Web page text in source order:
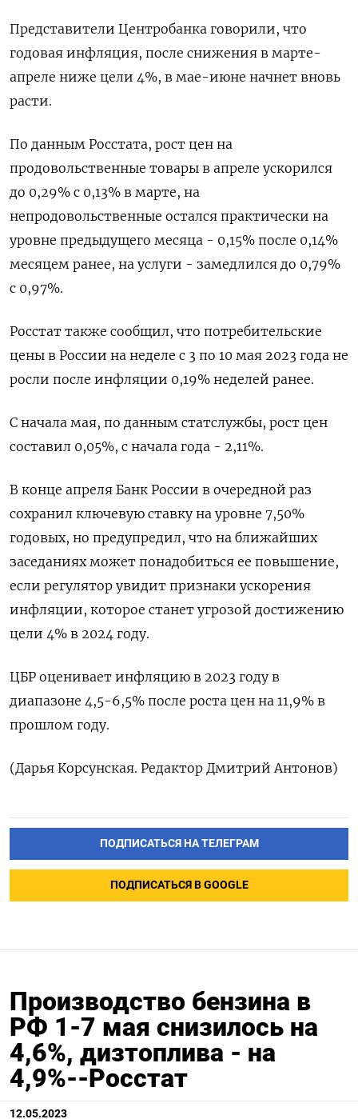
Представители Центробанка говорили, что
годовая инфляция, после снижения в марте-
апреле ниже цели 4%, в мае-июне начнет вновь
расти.
По данным Росстата, рост цен на
продовольственные товары в апреле ускорился
до 0,29% с 0,13% в марте, на
непродовольственные остался практически на
уровне предыдущего месяца - 0,15% после 0,14%
месяцем ранее, на услуги - замедлился до 0,79%
с 0,97%.
Росстат также сообщил, что потребительские
цены в России на неделе с 3 по 10 мая 2023 года не
росли после инфляции 0,19% неделей ранее.
С начала мая, по данным статслужбы, рост цен
составил 0,05%, с начала года - 2,11%.
В конце апреля Банк России в очередной раз
сохранил ключевую ставку на уровне 7,50%
годовых, но предупредил, что на ближайших
заседаниях может понадобиться ее повышение,
если регулятор увидит признаки ускорения
инфляции, которое станет угрозой достижению
цели 4% в 2024 году.
ЦБР оценивает инфляцию в 2023 году в
диапазоне 4,5-6,5% после роста цен на 11,9% в
прошлом году.
(Дарья Корсунская. Редактор Дмитрий Антонов)
ПОДПИСАТЬСЯ НА ТЕЛЕГРАМ
ПОДПИСАТЬСЯ В GOOGLE
Производство бензина в
РФ 1-7 мая снизилось на
4,6%, дизтоплива - на
4,9%--Росстат
12.05.2023